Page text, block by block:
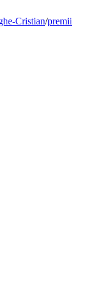
Cristian/premii